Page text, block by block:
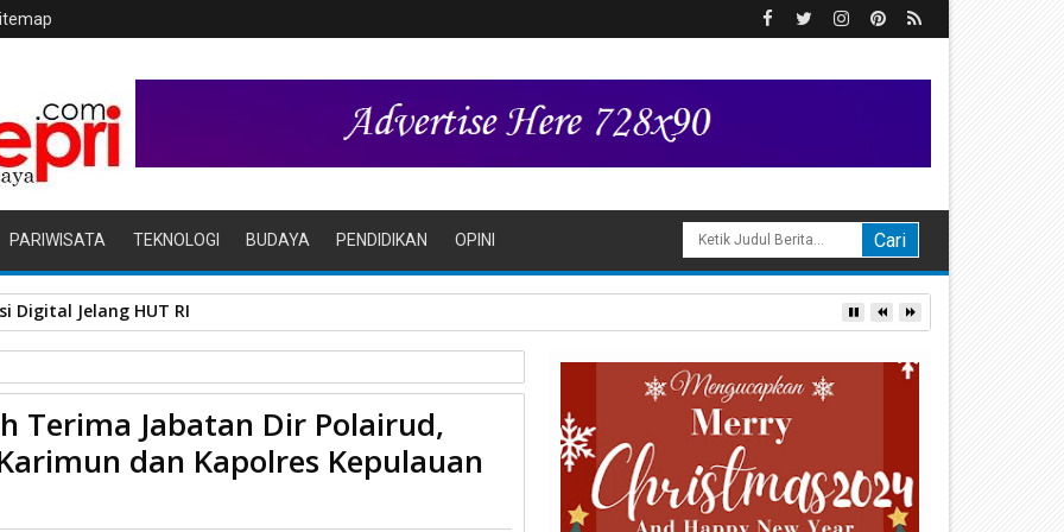
PARIWISATA TEKNOLOGI BUDAYA PENDIDIKAN OPINI
Digital Jelang HUT RI
Kapolres Bintan, Kapolres Karimun dan Kapolres Kepulauan
Terima Jabatan Dir Polairud,
dan Kapolres Kepulauan